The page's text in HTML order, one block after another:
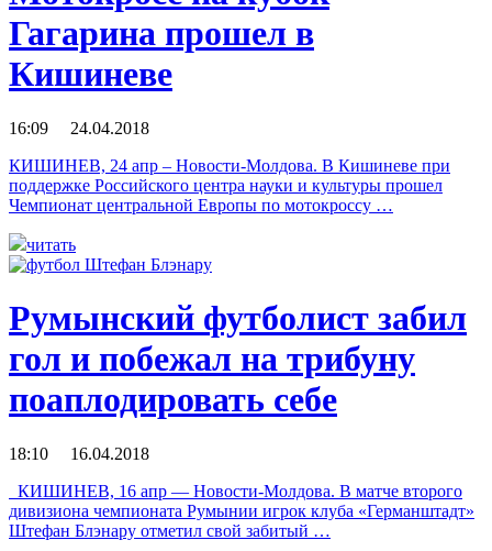
Гагарина прошел в
Кишиневе
16:09 24.04.2018
КИШИНЕВ, 24 апр – Новости-Молдова. В Кишиневе при
поддержке Российского центра науки и культуры прошел
Чемпионат центральной Европы по мотокроссу …
читать
Румынский футболист забил
гол и побежал на трибуну
поаплодировать себе
18:10 16.04.2018
КИШИНЕВ, 16 апр — Новости-Молдова. В матче второго
дивизиона чемпионата Румынии игрок клуба «Германштадт»
Штефан Блэнару отметил свой забитый …